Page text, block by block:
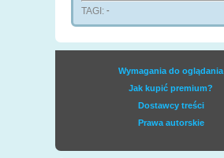
TAGI: -
Wymagania do oglądania
Jak kupić premium?
Dostawcy treści
Prawa autorskie